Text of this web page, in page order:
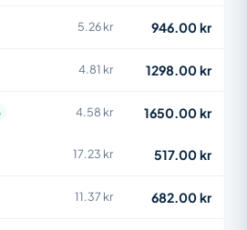
5.26 kr 946.00 kr
4.81 kr 1298.00 kr
4.58 kr 1650.00 kr
17.23 kr 517.00 kr
11.37 kr 682.00 kr